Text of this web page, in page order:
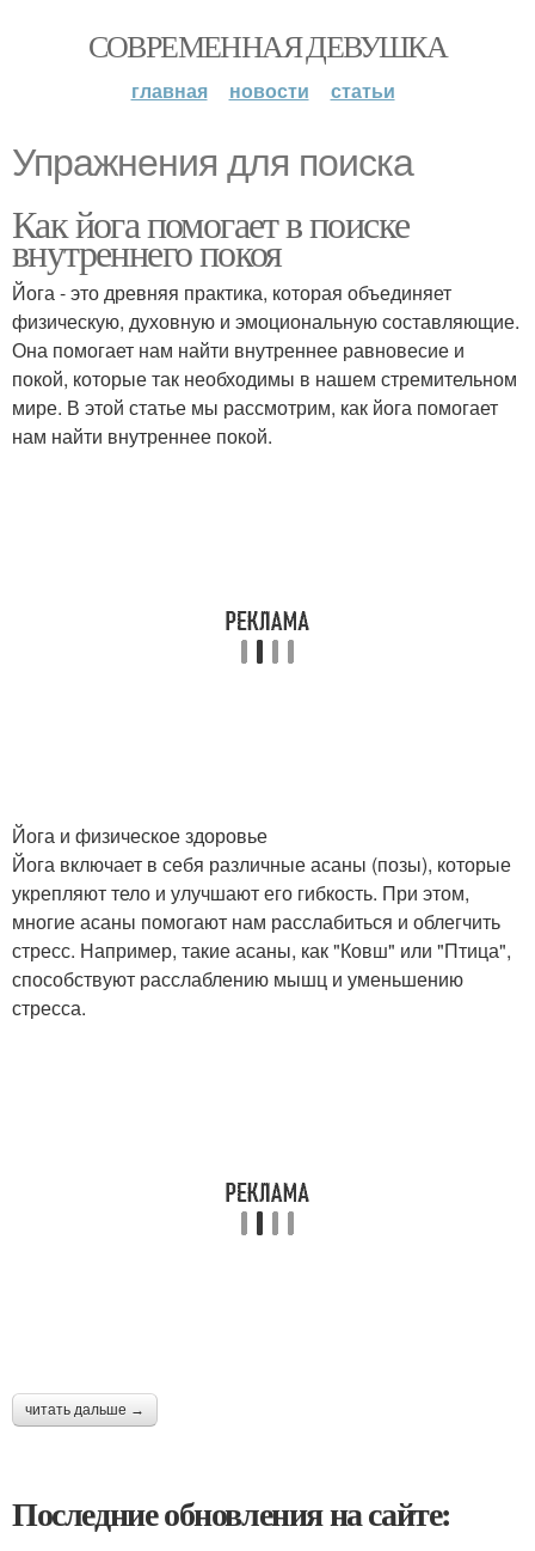
СОВРЕМЕННАЯ ДЕВУШКА
главная новости статьи
Упражнения для поиска
Как йога помогает в поиске
внутреннего покоя
Йога - это древняя практика, которая объединяет
физическую, духовную и эмоциональную составляющие.
Она помогает нам найти внутреннее равновесие и
покой, которые так необходимы в нашем стремительном
мире. В этой статье мы рассмотрим, как йога помогает
нам найти внутреннее покой.
Йога и физическое здоровье
Йога включает в себя различные асаны (позы), которые
укрепляют тело и улучшают его гибкость. При этом,
многие асаны помогают нам расслабиться и облегчить
стресс. Например, такие асаны, как "Ковш" или "Птица",
способствуют расслаблению мышц и уменьшению
стресса.
читать дальше →
Последние обновления на сайте: